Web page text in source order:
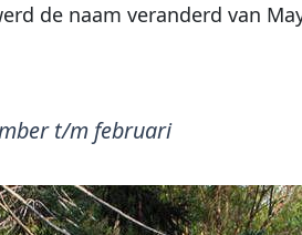
de naam veranderd van
t/m februari